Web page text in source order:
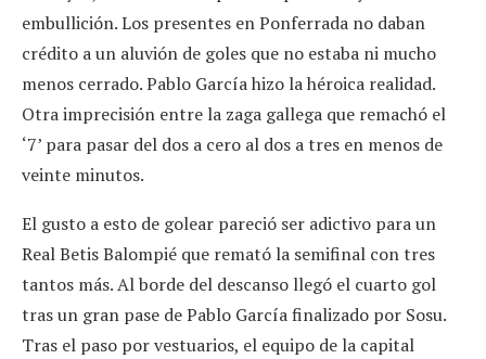
embullición. Los presentes en Ponferrada no daban
crédito a un aluvión de goles que no estaba ni mucho
menos cerrado. Pablo García hizo la héroica realidad.
Otra imprecisión entre la zaga gallega que remachó el
‘7’ para pasar del dos a cero al dos a tres en menos de
veinte minutos.
El gusto a esto de golear pareció ser adictivo para un
Real Betis Balompié que remató la semifinal con tres
tantos más. Al borde del descanso llegó el cuarto gol
tras un gran pase de Pablo García finalizado por Sosu.
Tras el paso por vestuarios, el equipo de la capital